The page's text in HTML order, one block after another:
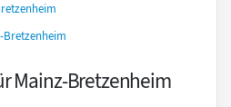
Mainz-Bretzenheim